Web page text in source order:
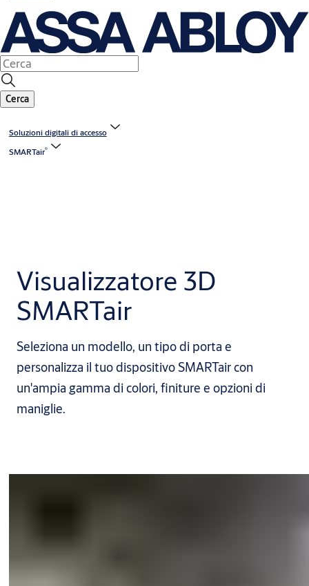
Cerca
Soluzioni digitali di accesso
SMARTair®
Visualizzatore 3D
SMARTair
Seleziona un modello, un tipo di porta e
personalizza il tuo dispositivo SMARTair con
un'ampia gamma di colori, finiture e opzioni di
maniglie.